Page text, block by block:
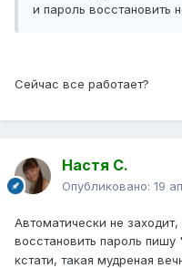
и пароль восстановить
Сейчас все работает?
Настя С.
Опубликовано: 19
Автоматически не
восстановить пароль
кстати, такая мудреная